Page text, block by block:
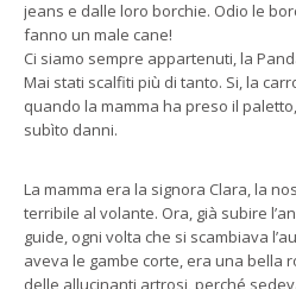
jeans e dalle loro borchie. Odio le
fanno un male cane!
Ci siamo sempre appartenuti, la
Mai stati scalfiti più di tanto. Si, la
quando la mamma ha preso il
subìto danni.
La mamma era la signora Clara, la
terribile al volante. Ora, già subire
guide, ogni volta che si scambiava
aveva le gambe corte, era una bella
delle allucinanti artrosi, perché